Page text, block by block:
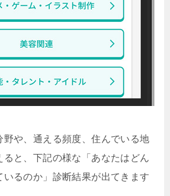
野や、通える頻度、住んでいる地
と、下記の様な「あなたはどん
いるのか」診断結果が出てきます